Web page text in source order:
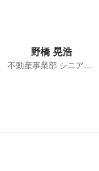
野橋 晃浩